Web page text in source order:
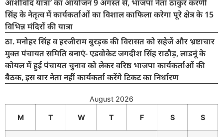
आशीर्वाद यात्रा’ का आयोजन 9 अगस्त से, भाजपा नेता ठाकुर करणी
सिंह के नेतृत्व में कार्यकर्ताओं का विशाल काफिला करेगा पूरे क्षेत्र के 15
विभिन्न मंदिरों की यात्रा
ठा. मनोहर सिंह व हरजीराम बुरड़क की विरासत को सहेजें और भ्रष्टाचार
मुक्त पंचायत समिति बनाएं- एडवोकेट जगदीश सिंह राठौड़, लाडनूं के
कोयल में हुई पंचायत चुनाव को लेकर वरिष्ठ भाजपा कार्यकर्ताओं की
बैठक, इस बार नेता नहीं कार्यकर्ता करेंगे टिकट का निर्धारण
August 2026
M T W T F S S